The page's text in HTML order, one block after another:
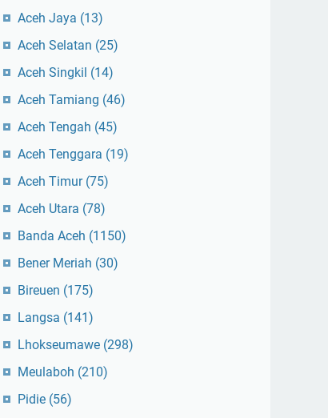
Aceh Jaya (13)
Aceh Selatan (25)
Aceh Singkil (14)
Aceh Tamiang (46)
Aceh Tengah (45)
Aceh Tenggara (19)
Aceh Timur (75)
Aceh Utara (78)
Banda Aceh (1150)
Bener Meriah (30)
Bireuen (175)
Langsa (141)
Lhokseumawe (298)
Meulaboh (210)
Pidie (56)